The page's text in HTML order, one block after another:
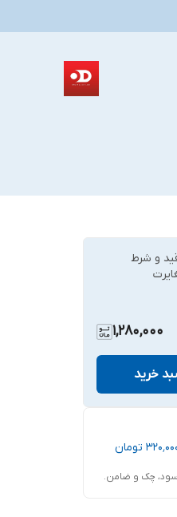
و شرط
1,280,000
خرید
تومان